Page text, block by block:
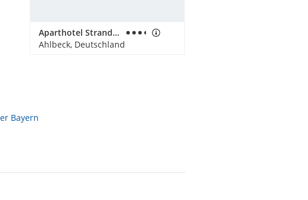
Aparthotel Strandhus Familie Herrgott
Ahlbeck, Deutschland
Bayern